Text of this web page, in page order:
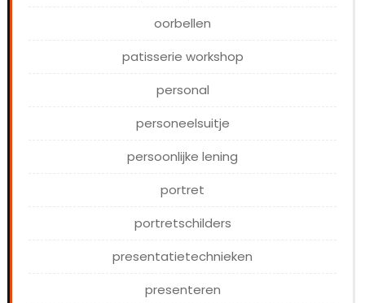
oorbellen
patisserie workshop
personal
personeelsuitje
persoonlijke lening
portret
portretschilders
presentatietechnieken
presenteren